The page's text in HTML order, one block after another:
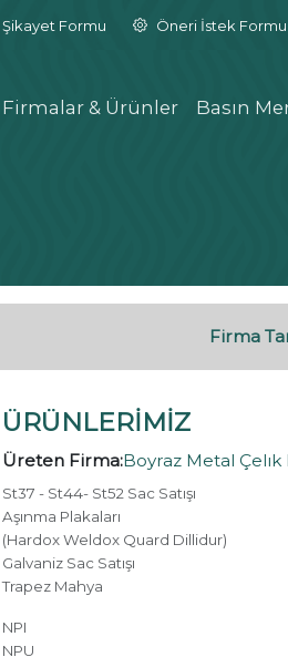
Şikayet Formu Öneri İstek Formu
Firmalar & Ürünler Basın
Firma
ÜRÜNLERİMİZ
Üreten Firma:Boyraz Metal Çelık
St37 - St44- St52 Sac Satışı
Aşınma Plakaları
(Hardox Weldox Quard Dillidur)
Galvaniz Sac Satışı
Trapez Mahya
NPI
NPU